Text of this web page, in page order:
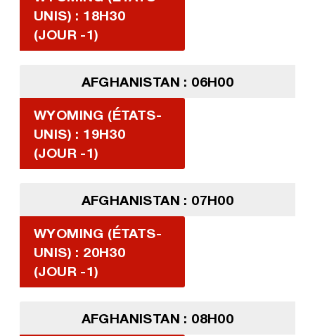
UNIS) : 18H30
(JOUR -1)
AFGHANISTAN : 06H00
WYOMING (ÉTATS-
UNIS) : 19H30
(JOUR -1)
AFGHANISTAN : 07H00
WYOMING (ÉTATS-
UNIS) : 20H30
(JOUR -1)
AFGHANISTAN : 08H00